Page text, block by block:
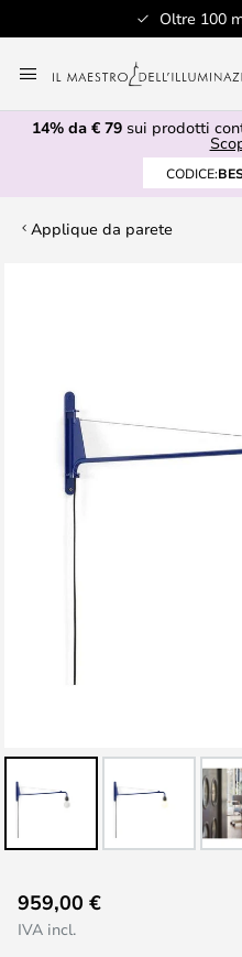
Oltre 100
al
contenuto
14% da € 79 sui prodotti
CODICE:
Applique da parete
all'inizio
della
959,00 €
IVA incl.